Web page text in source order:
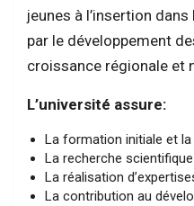
jeunes à l’insertion
par le développement
croissance régionale et
L’université assure:
La formation initiale et
La recherche
La réalisation
La contribution au